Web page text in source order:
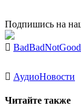
Подпишись на
BadBadNotGood
АудиоНовости
Читайте также